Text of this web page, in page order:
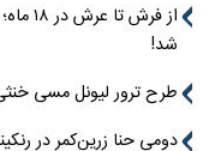
از
شد!
طرح ترور لیونل مسی
دومی حنا زرین‌کمر در